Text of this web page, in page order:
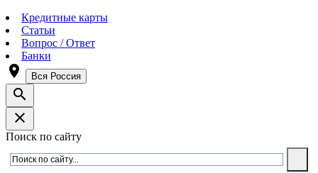
Кредитные карты
Статьи
Вопрос / Ответ
Банки
room Вся Россия
search
close
Поиск по сайту